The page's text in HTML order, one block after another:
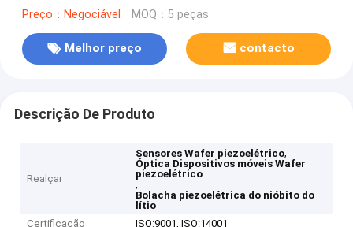
Preço：Negociável MOQ：5 peças
Melhor preço contacto
Descrição De Produto
Realçar
Sensores Wafer piezoelétrico,
Óptica Dispositivos móveis Wafer
piezoelétrico
,
Bolacha piezoelétrica do nióbito do
lítio
Certificação
ISO:9001, ISO:14001